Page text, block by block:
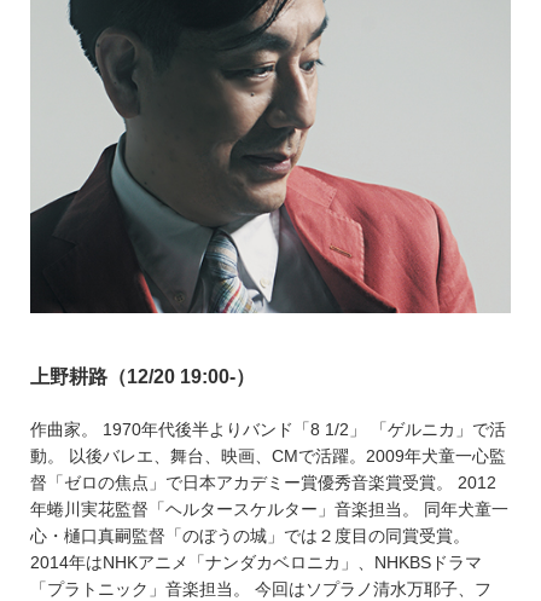
上野耕路（12/20 19:00-）
作曲家。 1970年代後半よりバンド「8 1/2」 「ゲルニカ」で活
動。 以後バレエ、舞台、映画、CMで活躍。2009年犬童一心監
督「ゼロの焦点」で日本アカデミー賞優秀音楽賞受賞。 2012
年蜷川実花監督「ヘルタースケルター」音楽担当。 同年犬童一
心・樋口真嗣監督「のぼうの城」では２度目の同賞受賞。
2014年はNHKアニメ「ナンダカベロニカ」、NHKBSドラマ
「プラトニック」音楽担当。 今回はソプラノ清水万耶子、フ